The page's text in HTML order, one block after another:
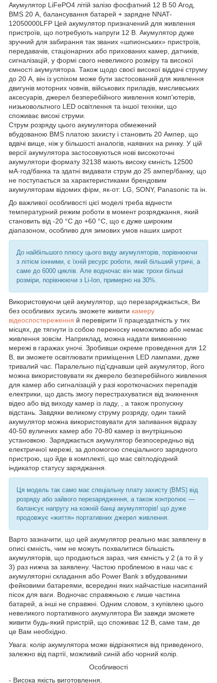
Акумулятор LiFePO4 літій залізо фосфатний 12 В 50 Агод,
BMS 20 А, балансування батарей + зарядне NNAT-
12050000LFP Цей акумулятор призначений для живлення
пристроїв, що потребують напруги 12 В. Акумулятор дуже
зручний для забирання так званих «шпионських» пристроїв,
передавачів, стаціонарних або прихованих камер, датчиків,
сигналізацій, у формі свого невеликого розміру та високої
ємності акумулятора. Також щодо своєї високої віддачі струму
до 20 А, він із успіхом може бути застосований для живлення
двигунів моторних човнів, військових приладів, мисливських
аксесуарів, джерел безперебійного живлення комп'ютерів,
низьковольтного LED освітлення та іншої техніки, що
споживає високі струми.
Струм розряду цього акумулятора обмежений
вбудованою BMS платою захисту і становить 20 Ампер, що
вдвічі вище, ніж у більшості аналогів, наявних на ринку. У цій
версії акумулятора застосовуються нові високоточні
акумулятори формату 32138 мають високу ємність 12500
мА·год/банка та здатні видавати струм до 25 ампер/банку, що
не поступається за характеристиками брендовим
акумуляторам відомих фірм, як-от: LG, SONY, Panasonic та ін.
До важливої особливості цієї моделі треба віднести
температурний режим роботи в момент розряджання, який
становить від -20 °C до +60 °C, що є дуже широким
діапазоном, особливо для зимових умов наших широт.
До найбільшого плюсу цього виду акумуляторів, порівнюючи
з літієм іонними, є їхній ресурс роботи, який більший утричі, а
саме до 6000 циклів. Але водночас він має трохи більші
розміри, порівнюючи з Li-Ion, примерно на 30%.
Використовуючи цей акумулятор, що перезаряджається, Ви
без особливих зусиль зможете живити камеру
відеоспостереження й перевірити її працездатність у тих
місцях, де тягнути із собою переноску неможливо або немає
живлення зовсім. Наприклад, можна надати вимкненню
мережі в гаражах уночі. Зробивши окреме проведення для 12
В, ви зможете освітлювати приміщення LED лампами, дуже
тривалий час. Паралельно під'єднавши цей акумулятор, його
можна використовувати як джерело безперебійного живлення
для камер або сигналізацій у разі короткочасних перепадів
електрики, що дасть змогу перестрахуватися від зникнення
відео або від виходу камер із ладу, , а також пропускну
відстань. Завдяки великому струму розряду, один такий
акумулятор можна використовувати для запивання відразу
40-50 вуличних камер або 70-80 камер із внутрішньою
установкою. Заряджається акумулятор безпосередньо від
електричної мережі, за допомогою спеціального зарядного
пристрою, що йде в комплекті, що має світлодіодний
індикатор статусу заряджання.
Ця модель так само має спеціальну плату захисту (BMS) від
розряду або зайвого перезарядження, а також контролює —
балансує напругу на кожній банці акумуляторів! що дуже
продовжує «життя» портативних джерел живлення.
Варто зазначити, що цей акумулятор реально має заявлену в
описі ємність, чим не можуть похвалитися більшість
акумуляторів, що продаються зараз, чия ємність у 2 (а то й у
3) раз нижча за заявлену. Частою проблемою в наш час є
акумуляторні складання або Power Bank з вбудованими
фейковими батареями, всередині яких найчастіше насипаний
пісок для ваги. Водночас справжньою є лише частина
батарей, а інші не справжні. Одним словом, з купівлею цього
невеликого портативного акумулятора Ви завжди зможете
живити будь-який пристрій, що споживає 12 В, саме там, де
це Вам необхідно.
Увага: колір акумулятора може відрізнятися від приведеного,
залежно від партії, можливий синій або чорний колір.
Особливості
- Висока якість виготовлення.